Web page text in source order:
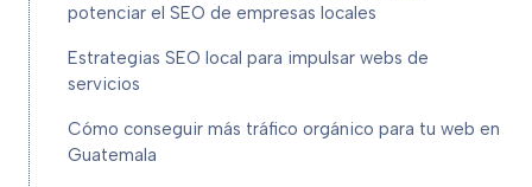
potenciar el SEO de empresas locales
Estrategias SEO local para impulsar webs de
servicios
Cómo conseguir más tráfico orgánico para tu web en
Guatemala